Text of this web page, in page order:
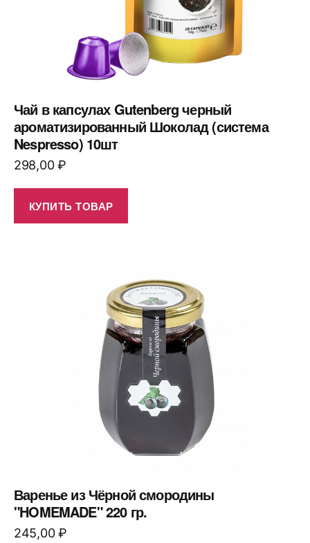
Чай в капсулах Gutenberg черный
ароматизированный Шоколад (система
Nespresso) 10шт
298,00₽
КУПИТЬ ТОВАР
Варенье из Чёрной смородины
"HOMEMADE" 220 гр.
245,00₽